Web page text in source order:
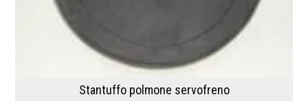
Stantuffo polmone servofreno